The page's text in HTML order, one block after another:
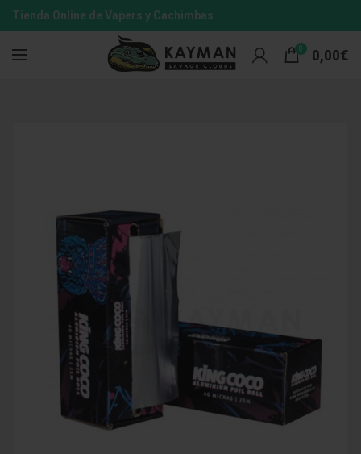
Tienda Online de Vapers y Cachimbas
0 0,00€